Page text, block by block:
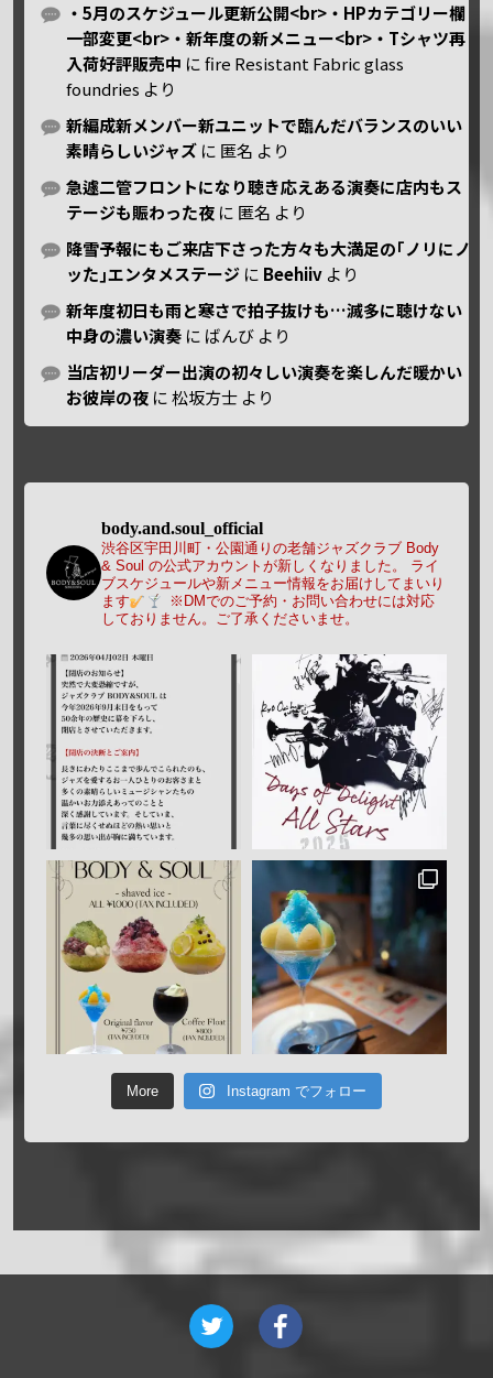
・5月のスケジュール更新公開<br>・HPカテゴリー欄
一部変更<br>・新年度の新メニュー<br>・Tシャツ再
入荷好評販売中 にfire Resistant Fabric glass
foundries より
新編成新メンバー新ユニットで臨んだバランスのいい
素晴らしいジャズ に 匿名 より
急遽二管フロントになり聴き応えある演奏に店内もス
テージも賑わった夜 に 匿名 より
降雪予報にもご来店下さった方々も大満足の｢ノリにノ
ッた｣エンタメステージ に Beehiiv より
新年度初日も雨と寒さで拍子抜けも…滅多に聴けない
中身の濃い演奏 に ばんび より
当店初リーダー出演の初々しい演奏を楽しんだ暖かい
お彼岸の夜 に松坂方士 より
body.and.soul_official
渋谷区宇田川町・公園通りの老舗ジャズクラブ Body
& Soul の公式アカウントが新しくなりました。
ライ
ブスケジュールや新メニュー情報をお届けしてまいり
ます
※DMでのご予約・お問い合わせには対応
しておりません。ご了承くださいませ。
More Instagram でフォロー